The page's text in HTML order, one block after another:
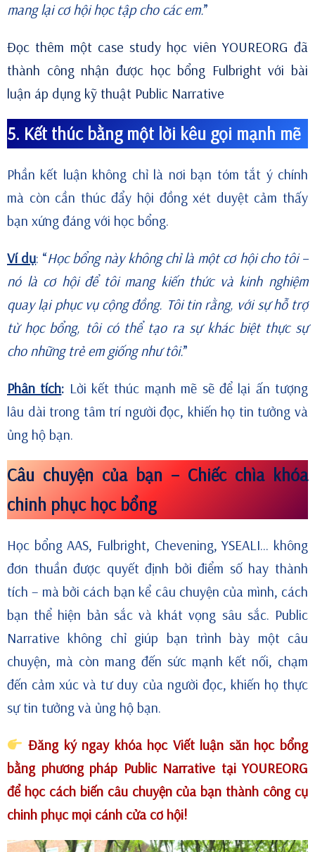
mang lại cơ hội học tập cho các em.”
Đọc thêm một case study học viên YOUREORG đã
thành công nhận được học bổng Fulbright với bài
luận áp dụng kỹ thuật Public Narrative
5. Kết thúc bằng một lời kêu gọi mạnh mẽ
Phần kết luận không chỉ là nơi bạn tóm tắt ý chính
mà còn cần thúc đẩy hội đồng xét duyệt cảm thấy
bạn xứng đáng với học bổng.
Ví dụ: “Học bổng này không chỉ là một cơ hội cho tôi –
nó là cơ hội để tôi mang kiến thức và kinh nghiệm
quay lại phục vụ cộng đồng. Tôi tin rằng, với sự hỗ trợ
từ học bổng, tôi có thể tạo ra sự khác biệt thực sự
cho những trẻ em giống như tôi.”
Phân tích: Lời kết thúc mạnh mẽ sẽ để lại ấn tượng
lâu dài trong tâm trí người đọc, khiến họ tin tưởng và
ủng hộ bạn.
Câu chuyện của bạn – Chiếc chìa khóa
chinh phục học bổng
Học bổng AAS, Fulbright, Chevening, YSEALI... không
đơn thuần được quyết định bởi điểm số hay thành
tích – mà bởi cách bạn kể câu chuyện của mình, cách
bạn thể hiện bản sắc và khát vọng sâu sắc. Public
Narrative không chỉ giúp bạn trình bày một câu
chuyện, mà còn mang đến sức mạnh kết nối, chạm
đến cảm xúc và tư duy của người đọc, khiến họ thực
sự tin tưởng và ủng hộ bạn.
Đăng ký ngay khóa học Viết luận săn học bổng
bằng phương pháp Public Narrative tại YOUREORG
để học cách biến câu chuyện của bạn thành công cụ
chinh phục mọi cánh cửa cơ hội!